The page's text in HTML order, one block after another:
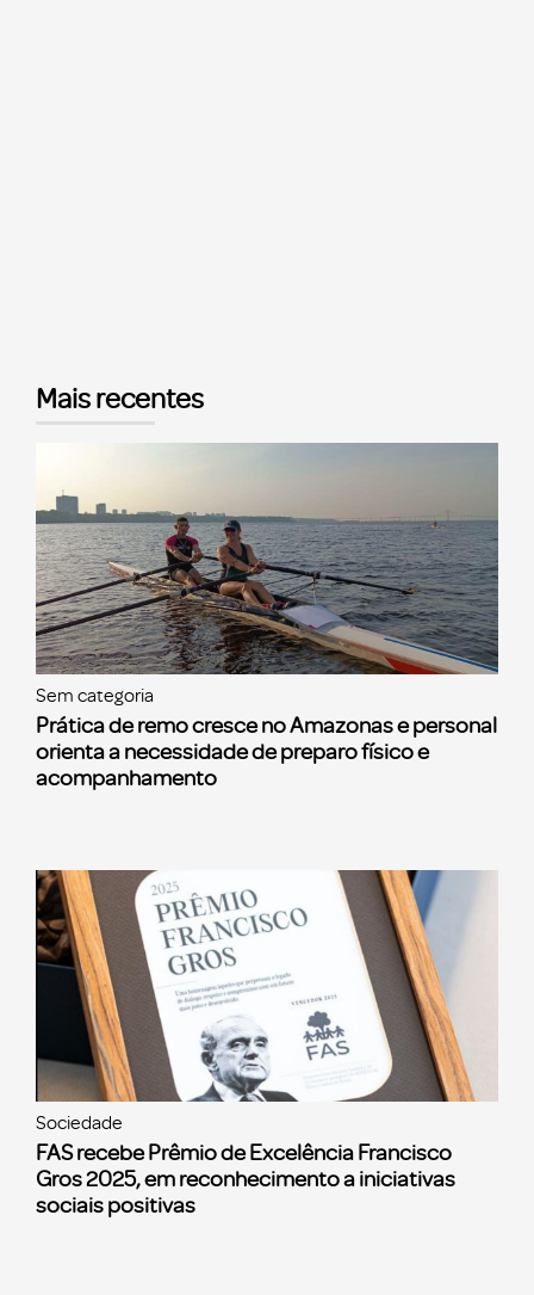
Mais recentes
Sem categoria
Prática de remo cresce no Amazonas e personal
orienta a necessidade de preparo físico e
acompanhamento
Sociedade
FAS recebe Prêmio de Excelência Francisco
Gros 2025, em reconhecimento a iniciativas
sociais positivas